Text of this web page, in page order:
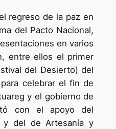
regreso de la paz en
del Pacto Nacional,
en varios
entre ellos el primer
del Desierto) del
celebrar el fin de
y el gobierno de
con el apoyo del
y del de Artesanía y